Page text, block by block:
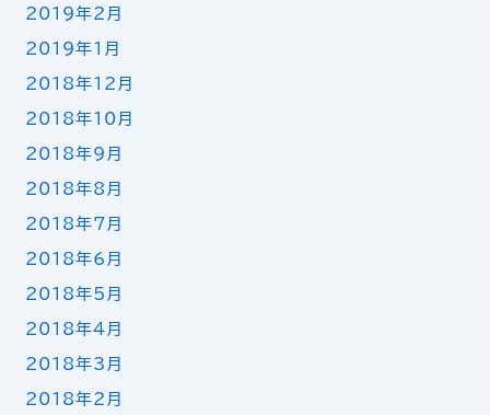
2019年2月
2019年1月
2018年12月
2018年10月
2018年9月
2018年8月
2018年7月
2018年6月
2018年5月
2018年4月
2018年3月
2018年2月